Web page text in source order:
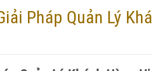
Pháp Quản Lý